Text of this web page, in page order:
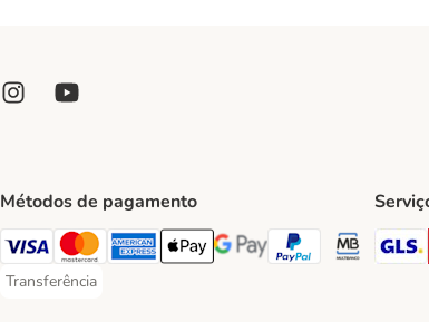
Métodos de pagamento
Visa Payment Method
Mastercard Payment Method
American Express Payment Method
Apple Pay Payment Method
Google Pay Payment Method
PayPal Payment
Multibanco
Transferência
Transferência Payment Method